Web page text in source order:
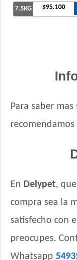
7.5KG $95.100
Para saber
recomendamos
En Delypet,
compra sea la
satisfecho con
preocupes.
Whatsapp